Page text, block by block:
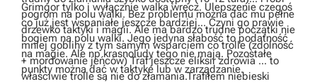
pogrom na polu walki. Bez problemu można dać mu pełne
drzewko taktyki i magii. Ale ma bardzo trudne początki nie
mniej gobliny z tym samym wsparciem co trolle (zdolność
+ mordowanie jeńców) Traf jeszcze eliksir zdrowia ... to
właściwie trolle są nie do złamania.Trafiłem niebieski
Grimgor tylko i wyłącznie walka wręcz. Ulepszenie czegoś
co już jest wspaniałe jeszcze bardziej... Czyni go prawie
bogiem na polu walki. Jego jedyna słabość to podatność
na magie. Ale np krasnoludy tego nie mają. Pozostałe
punkty można dać w taktyke lub w zarządzanie.